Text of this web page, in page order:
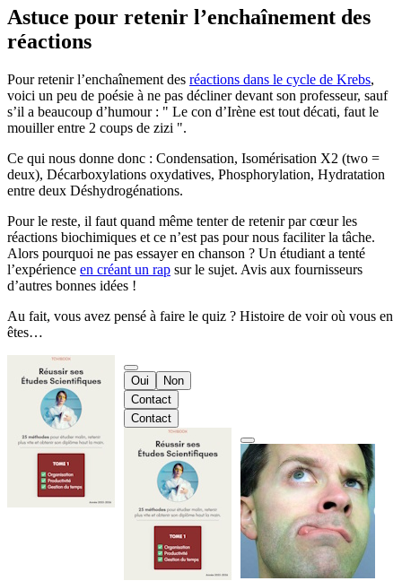
Astuce pour retenir l’enchaînement des
réactions
Pour retenir l’enchaînement des réactions dans le cycle de Krebs,
voici un peu de poésie à ne pas décliner devant son professeur, sauf
s’il a beaucoup d’humour : " Le con d’Irène est tout décati, faut le
mouiller entre 2 coups de zizi ".
Ce qui nous donne donc : Condensation, Isomérisation X2 (two =
deux), Décarboxylations oxydatives, Phosphorylation, Hydratation
entre deux Déshydrogénations.
Pour le reste, il faut quand même tenter de retenir par cœur les
réactions biochimiques et ce n’est pas pour nous faciliter la tâche.
Alors pourquoi ne pas essayer en chanson ? Un étudiant a tenté
l’expérience en créant un rap sur le sujet. Avis aux fournisseurs
d’autres bonnes idées !
Au fait, vous avez pensé à faire le quiz ? Histoire de voir où vous en
êtes…
Oui
Non
Contact
Contact